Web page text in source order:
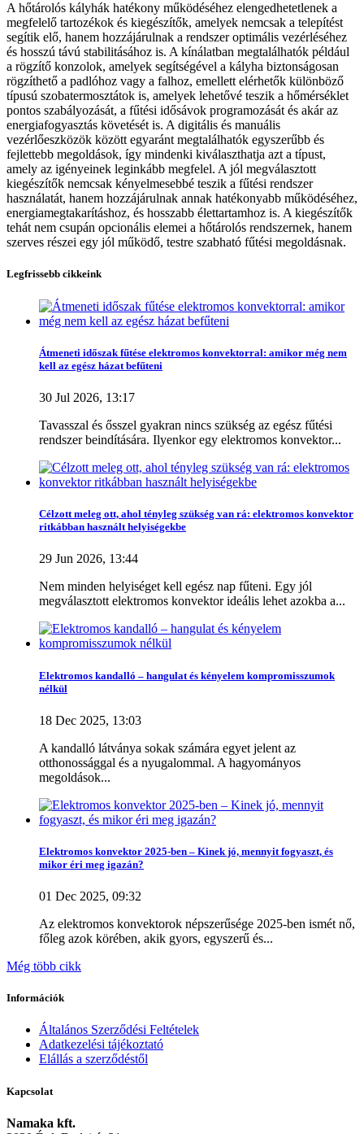
A hőtárolós kályhák hatékony működéséhez elengedhetetlenek a
megfelelő tartozékok és kiegészítők, amelyek nemcsak a telepítést
segítik elő, hanem hozzájárulnak a rendszer optimális vezérléséhez
és hosszú távú stabilitásához is. A kínálatban megtalálhatók például
a rögzítő konzolok, amelyek segítségével a kályha biztonságosan
rögzíthető a padlóhoz vagy a falhoz, emellett elérhetők különböző
típusú szobatermosztátok is, amelyek lehetővé teszik a hőmérséklet
pontos szabályozását, a fűtési idősávok programozását és akár az
energiafogyasztás követését is. A digitális és manuális
vezérlőeszközök között egyaránt megtalálhatók egyszerűbb és
fejlettebb megoldások, így mindenki kiválaszthatja azt a típust,
amely az igényeinek leginkább megfelel. A jól megválasztott
kiegészítők nemcsak kényelmesebbé teszik a fűtési rendszer
használatát, hanem hozzájárulnak annak hatékonyabb működéséhez,
energiamegtakarításhoz, és hosszabb élettartamhoz is. A kiegészítők
tehát nem csupán opcionális elemei a hőtárolós rendszernek, hanem
szerves részei egy jól működő, testre szabható fűtési megoldásnak.
Szűrők törlése
Ft
Raktáron
Raktáron 1
ATLANTIC 0
BEHA 0
Bosch 0
BVF 0
COMPUTHERM 0
Dimplex
Electrolux 0
ELEKTRA 0
FixTrend 0
G-OLD
GLAMOX 0
GYARTO
HAUSER 0
Heatcom 0
Intuis 0
MASTER 0
NOBO 0
Radialight
SENCOR
Tagu 0
THERMOR 0
Tonon 0
Legfrissebb cikkeink
Átmeneti időszak fűtése elektromos konvektorral: amikor még nem
kell az egész házat befűteni
30 Jul 2026, 13:17
Tavasszal és ősszel gyakran nincs szükség az egész fűtési
rendszer beindítására. Ilyenkor egy elektromos konvektor...
Célzott meleg ott, ahol tényleg szükség van rá: elektromos konvektor
ritkábban használt helyiségekbe
29 Jun 2026, 13:44
Nem minden helyiséget kell egész nap fűteni. Egy jól
megválasztott elektromos konvektor ideális lehet azokba a...
Elektromos kandalló – hangulat és kényelem kompromisszumok
nélkül
18 Dec 2025, 13:03
A kandalló látványa sokak számára egyet jelent az
otthonossággal és a nyugalommal. A hagyományos
megoldások...
Elektromos konvektor 2025-ben – Kinek jó, mennyit fogyaszt, és
mikor éri meg igazán?
01 Dec 2025, 09:32
Az elektromos konvektorok népszerűsége 2025-ben ismét nő,
főleg azok körében, akik gyors, egyszerű és...
Még több cikk
Információk
Általános Szerződési Feltételek
Adatkezelési tájékoztató
Elállás a szerződéstől
Kapcsolat
Namaka kft.